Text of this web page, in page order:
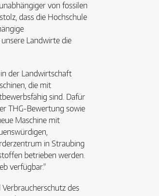
von fossilen
dass die Hochschule
Landwirte die
der Landwirtschaft
die mit
sind. Dafür
THG-Bewertung sowie
Maschine mit
in Straubing
betrieben werden.
verfügbar."
des